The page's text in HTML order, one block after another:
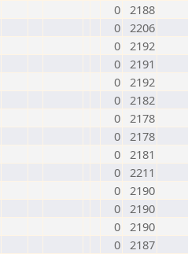
0 2188
0 2206
0 2192
0 2191
0 2192
0 2182
0 2178
0 2178
0 2181
0 2211
0 2190
0 2190
0 2190
0 2187